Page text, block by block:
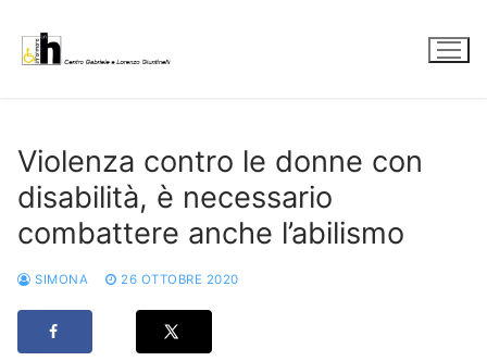
contenuto
Violenza contro le donne con
disabilità, è necessario
combattere anche l’abilismo
SIMONA 26 OTTOBRE 2020